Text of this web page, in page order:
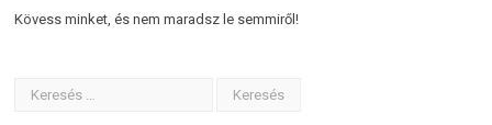
Kövess minket, és nem maradsz le semmiről!